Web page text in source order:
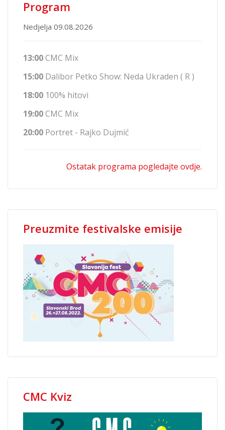
Program
Nedjelja 09.08.2026
13:00CMC Mix
15:00 Dalibor Petko Show: Neda Ukraden ( R )
18:00 100% hitovi
19:00CMC Mix
20:00 Portret - Rajko Dujmić
Ostatak programa pogledajte ovdje.
Preuzmite festivalske emisije
CMC Kviz